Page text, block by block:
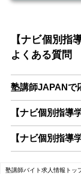
【ナビ個別
よくある質問
塾講師JAPANで
【ナビ個別指
【ナビ個別指
塾講師バイト求人情報トッ